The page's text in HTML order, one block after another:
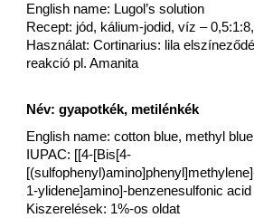
English name: Lugol’s solution
Recept: jód, kálium-jodid, víz –
Használat: Cortinarius: lila
reakció pl. Amanita
Név: gyapotkék, metilénkék
English name: cotton blue, methyl blue
IUPAC: [[4-[Bis[4-
1-ylidene]amino]-benzenesulfonic
Kiszerelések: 1%-os oldat